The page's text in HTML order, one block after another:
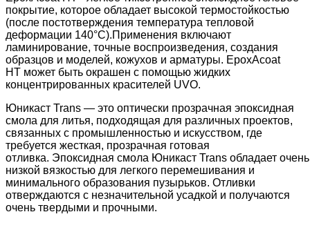
покрытие, которое обладает высокой термостойкостью
(после постотверждения температура тепловой
деформации 140°C).Применения включают
ламинирование, точные воспроизведения, создания
образцов и моделей, кожухов и арматуры. EpoxAcoat
HT может быть окрашен с помощью жидких
концентрированных красителей UVO.
Юникаст Trans — это оптически прозрачная эпоксидная
смола для литья, подходящая для различных проектов,
связанных с промышленностью и искусством, где
требуется жесткая, прозрачная готовая
отливка. Эпоксидная смола Юникаст Trans обладает очень
низкой вязкостью для легкого перемешивания и
минимального образования пузырьков. Отливки
отверждаются с незначительной усадкой и получаются
очень твердыми и прочными.